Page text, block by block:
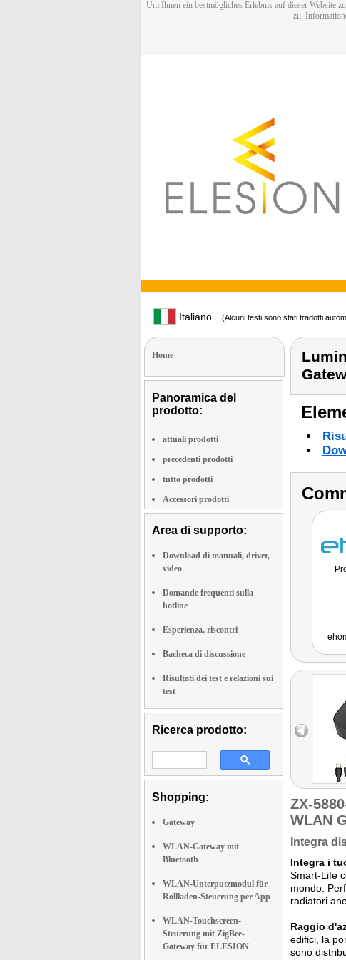
Um Ihnen ein bestmögliches Erlebnis auf dieser Website
zu.
Italiano (Alcuni testi sono stati tradotti
Home
Panoramica del
prodotto:
attuali prodotti
precedenti prodotti
tutto prodotti
Accessori prodotti
Area di supporto:
Download di manuali, driver,
video
Domande frequenti sulla
hotline
Esperienza, riscontri
Bacheca di discussione
Risultati dei test e relazioni sui
test
Ricerca prodotto:
Shopping:
Gateway
WLAN-Gateway mit
Bluetooth
WLAN-Unterputzmodul für
Rollladen-Steuerung per App
WLAN-Touchscreen-
Steuerung mit ZigBee-
Gateway für ELESION
ZX-
WLAN
Integra
Integra i
Smart-Life
mondo.
radiatori
Raggio
edifici, la
sono